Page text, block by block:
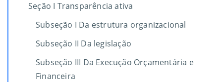
Seção I Transparência ativa
Subseção I Da estrutura organizacional
Subseção II Da legislação
Subseção III Da Execução Orçamentária e
Financeira